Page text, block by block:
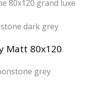
Matt 80x120